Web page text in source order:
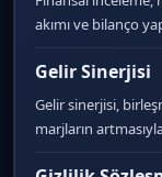
akımı ve bilanço
Gelir Sinerjisi
Gelir sinerjisi,
marjların